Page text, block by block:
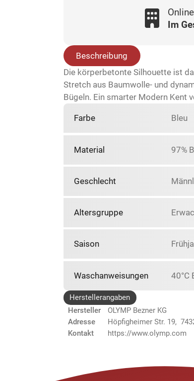
Im
Beschreibung
Die körperbetonte Silhouette ist
Stretch aus Baumwolle- und
Bügeln. Ein smarter Modern Kent
Farbe Bleu
Material 97%
Geschlecht
Altersgruppe
Saison
Waschanweisungen 40°C
Herstellerangaben
Hersteller
OLYMP Bezner KG
Adresse
Höpfigheimer Str. 19,
Kontakt
https://www.olymp.com